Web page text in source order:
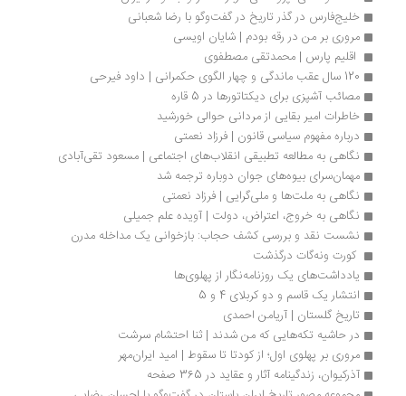
خلیج‌فارس در گذر تاریخ در گفت‌وگو با رضا شعبانی
مروری بر من در رقه بودم | شایان اویسی
اقلیم پارس | محمدتقی مصطفوی
120 سال عقب ماندگی و چهار الگوی حکمرانی | داود فیرحی
مصائب آشپزی برای دیکتاتورها در 5 قاره
خاطرات امیر بقایی از مردانی حوالی خورشید
درباره مفهوم سیاسی قانون | فرزاد نعمتی
نگاهی به مطالعه تطبیقی انقلاب‌های اجتماعی | مسعود تقی‌آبادی
مهمان‌سرای بیوه‌های جوان دوباره ترجمه شد
نگاهی به ملت‌ها و ملی‌گرایی | فرزاد نعمتی
نگاهی به خروج، اعتراض، دولت | آویده علم جمیلی
نشست نقد و بررسی کشف حجاب: بازخوانی یک مداخله مدرن
کورت ونه‌گات درگذشت
یادداشت‌های یک روزنامه‌نگار از پهلوی‌ها
انتشار یک قاسم و دو کربلای 4 و 5
تاریخ گلستان | آریامن احمدی
در حاشیه تکه‌هایی که من شدند | ثنا احتشام سرشت
مروری بر پهلوی اول؛ از کودتا تا سقوط | امید ایران‌مهر
آذرکیوان، زندگینامه آثار و عقاید در 365 صفحه